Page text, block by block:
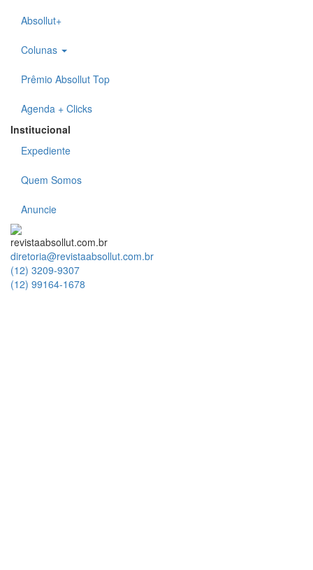
Absollut+
Colunas
Prêmio Absollut Top
Agenda + Clicks
Institucional
Expediente
Quem Somos
Anuncie
revistaabsollut.com.br
diretoria@revistaabsollut.com.br
(12) 3209-9307
(12) 99164-1678